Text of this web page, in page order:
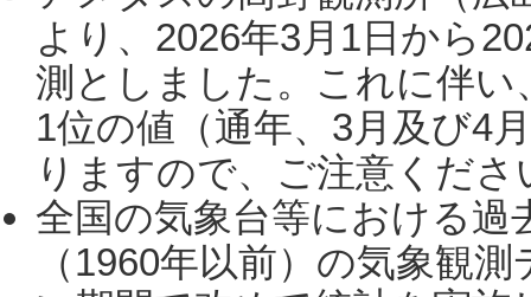
より、2026年3月1日から
測としました。これに伴い
1位の値（通年、3月及び4
りますので、ご注意くだ
全国の気象台等における過
（1960年以前）の気象観